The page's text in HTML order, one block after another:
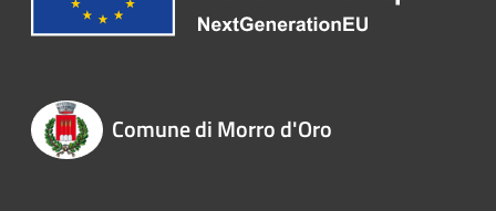
Comune di Morro d'Oro